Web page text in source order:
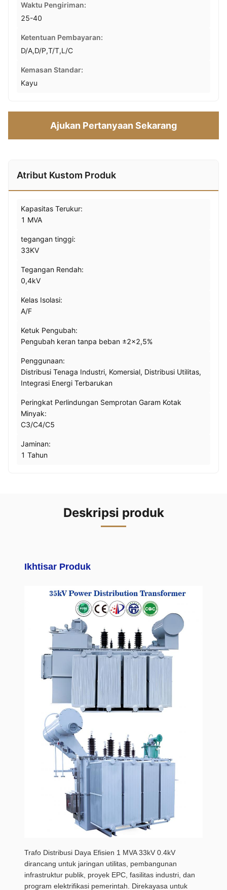
Waktu Pengiriman:
25-40
Ketentuan Pembayaran:
D/A,D/P,T/T,L/C
Kemasan Standar:
Kayu
Ajukan Pertanyaan Sekarang
Atribut Kustom Produk
Kapasitas Terukur:
1 MVA
tegangan tinggi:
33KV
Tegangan Rendah:
0,4kV
Kelas Isolasi:
A/F
Ketuk Pengubah:
Pengubah keran tanpa beban ±2×2,5%
Penggunaan:
Distribusi Tenaga Industri, Komersial, Distribusi Utilitas,
Integrasi Energi Terbarukan
Peringkat Perlindungan Semprotan Garam Kotak
Minyak:
C3/C4/C5
Jaminan:
1 Tahun
Deskripsi produk
Ikhtisar Produk
Trafo Distribusi Daya Efisien 1 MVA 33kV 0.4kV
dirancang untuk jaringan utilitas, pembangunan
infrastruktur publik, proyek EPC, fasilitas industri, dan
program elektrifikasi pemerintah. Direkayasa untuk